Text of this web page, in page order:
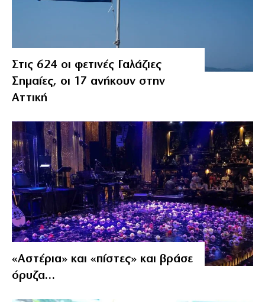
Στις 624 οι φετινές Γαλάζιες
Σημαίες, οι 17 ανήκουν στην
Αττική
«Αστέρια» και «πίστες» και βράσε
όρυζα…